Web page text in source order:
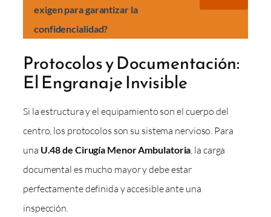
exigen para garantizar la
confidencialidad?
Protocolos y Documentación:
El Engranaje Invisible
Si la estructura y el equipamiento son el cuerpo del
centro, los protocolos son su sistema nervioso. Para
una U.48 de Cirugía Menor Ambulatoria , la carga
documental es mucho mayor y debe estar
perfectamente definida y accesible ante una
inspección.